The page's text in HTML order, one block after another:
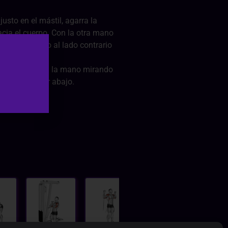
en el mástil, agarra la
el cuerpo. Con la otra mano
el cuerpo al lado contrario
lateral con la mano mirando
descansar abajo.